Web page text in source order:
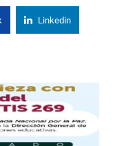
Linkedin